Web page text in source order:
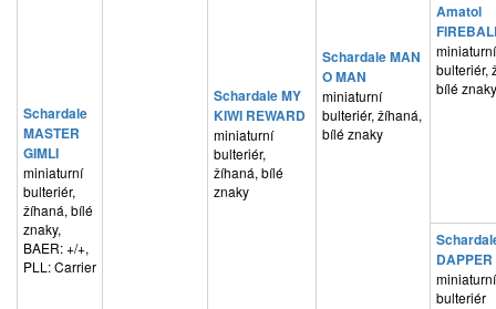
Schardale
MASTER
GIMLI
miniaturní
bulteriér,
žíhaná, bílé
znaky,
BAER: +/+,
PLL: Carrier
Schardale MY
KIWI REWARD
miniaturní
bulteriér,
žíhaná, bílé
znaky
Schardale MAN
O MAN
miniaturní
bulteriér, žíhaná,
bílé znaky
Amatol
miniaturní
bulteriér,
bílé znaky
DAPPER
miniaturní
bulteriér